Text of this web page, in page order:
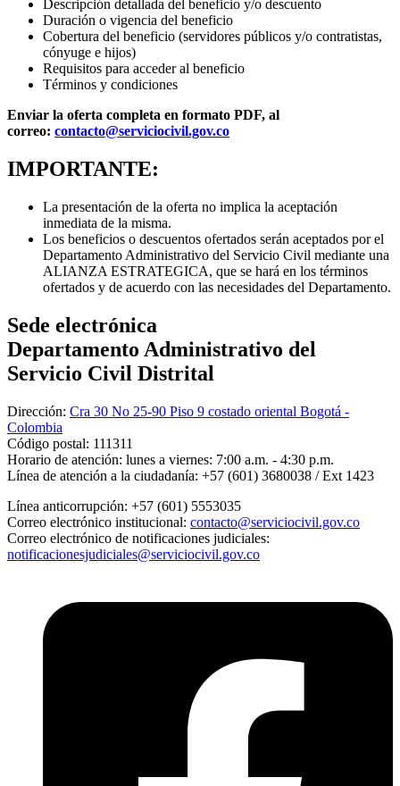
Descripción detallada del beneficio y/o descuento
Duración o vigencia del beneficio
Cobertura del beneficio (servidores públicos y/o contratistas,
cónyuge e hijos)
Requisitos para acceder al beneficio
Términos y condiciones
Enviar la oferta completa en formato PDF, al
correo: contacto@serviciocivil.gov.co
IMPORTANTE:
La presentación de la oferta no implica la aceptación
inmediata de la misma.
Los beneficios o descuentos ofertados serán aceptados por el
Departamento Administrativo del Servicio Civil mediante una
ALIANZA ESTRATEGICA, que se hará en los términos
ofertados y de acuerdo con las necesidades del Departamento.
Sede electrónica
Departamento Administrativo del
Servicio Civil Distrital
Dirección: Cra 30 No 25-90 Piso 9 costado oriental Bogotá -
Colombia
Código postal: 111311
Horario de atención: lunes a viernes: 7:00 a.m. - 4:30 p.m.
Línea de atención a la ciudadanía: +57 (601) 3680038 / Ext 1423
Línea anticorrupción: +57 (601) 5553035
Correo electrónico institucional: contacto@serviciocivil.gov.co
Correo electrónico de notificaciones judiciales:
notificacionesjudiciales@serviciocivil.gov.co